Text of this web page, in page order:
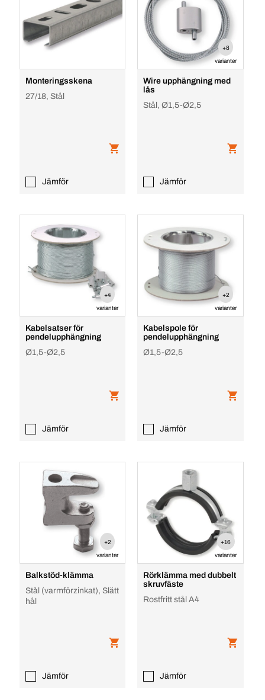
Monteringsskena
27/18, Stål
Jämför
+8
varianter
Wire upphängning med
lås
Stål, Ø1,5-Ø2,5
Jämför
+4
varianter
Kabelsatser för
pendelupphängning
Ø1,5-Ø2,5
Jämför
+2
varianter
Kabelspole för
pendelupphängning
Ø1,5-Ø2,5
Jämför
+2
varianter
Balkstöd-klämma
Stål (varmförzinkat), Slätt
hål
Jämför
+16
varianter
Rörklämma med dubbelt
skruvfäste
Rostfritt stål A4
Jämför